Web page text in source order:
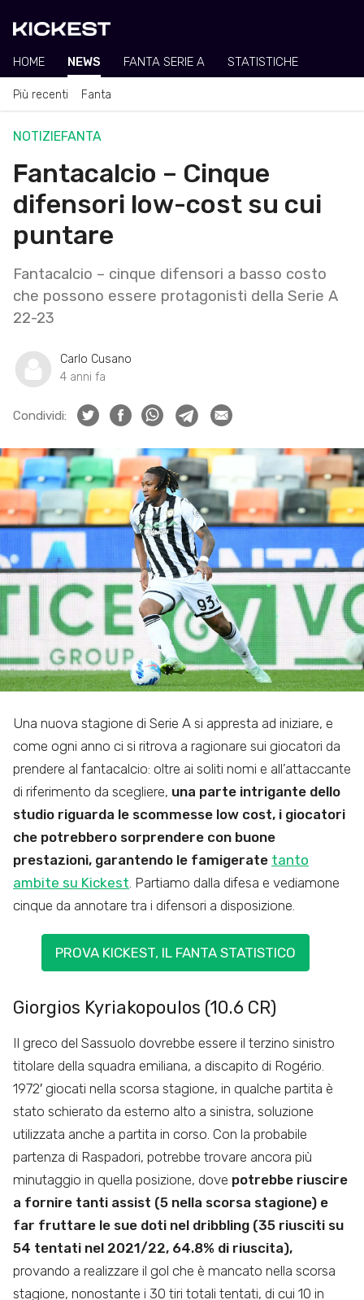
HOME NEWS FANTA SERIE A STATISTICHE
Più recenti Fanta
NOTIZIEFANTA
Fantacalcio – Cinque
difensori low-cost su cui
puntare
Fantacalcio – cinque difensori a basso costo
che possono essere protagonisti della Serie A
22-23
Carlo Cusano
4 anni fa
Condividi:
Una nuova stagione di Serie A si appresta ad iniziare, e
come ogni anno ci si ritrova a ragionare sui giocatori da
prendere al fantacalcio: oltre ai soliti nomi e all’attaccante
di riferimento da scegliere, una parte intrigante dello
studio riguarda le scommesse low cost, i giocatori
che potrebbero sorprendere con buone
prestazioni, garantendo le famigerate tanto
ambite su Kickest. Partiamo dalla difesa e vediamone
cinque da annotare tra i difensori a disposizione.
PROVA KICKEST, IL FANTA STATISTICO
Giorgios Kyriakopoulos (10.6 CR)
Il greco del Sassuolo dovrebbe essere il terzino sinistro
titolare della squadra emiliana, a discapito di Rogério.
1972′ giocati nella scorsa stagione, in qualche partita è
stato schierato da esterno alto a sinistra, soluzione
utilizzata anche a partita in corso. Con la probabile
partenza di Raspadori, potrebbe trovare ancora più
minutaggio in quella posizione, dove potrebbe riuscire
a fornire tanti assist (5 nella scorsa stagione) e
far fruttare le sue doti nel dribbling (35 riusciti su
54 tentati nel 2021/22, 64.8% di riuscita),
provando a realizzare il gol che è mancato nella scorsa
stagione, nonostante i 30 tiri totali tentati, di cui 10 in